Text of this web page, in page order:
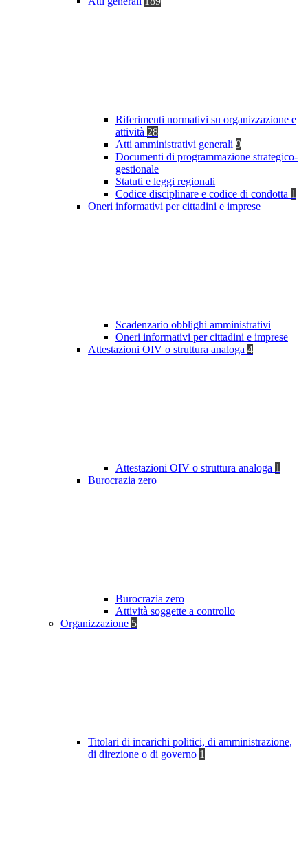
Riferimenti normativi su organizzazione e
attività 28
Atti amministrativi generali 9
Documenti di programmazione strategico-
gestionale
Statuti e leggi regionali
Codice disciplinare e codice di condotta 1
Oneri informativi per cittadini e imprese
Scadenzario obblighi amministrativi
Oneri informativi per cittadini e imprese
Attestazioni OIV o struttura analoga 4
Attestazioni OIV o struttura analoga 1
Burocrazia zero
Burocrazia zero
Attività soggette a controllo
Organizzazione 5
Titolari di incarichi politici, di amministrazione,
di direzione o di governo 1